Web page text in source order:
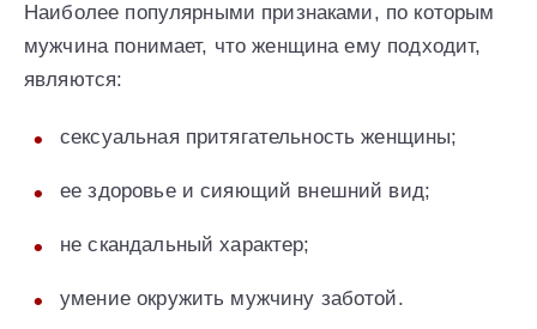
Наиболее популярными признаками, по которым
мужчина понимает, что женщина ему подходит,
являются:
сексуальная притягательность женщины;
ее здоровье и сияющий внешний вид;
не скандальный характер;
умение окружить мужчину заботой.